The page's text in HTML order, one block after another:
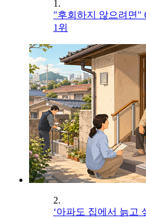
1.
"후회하지 않으려면"
1위
2.
‘아파도 집에서 늙고